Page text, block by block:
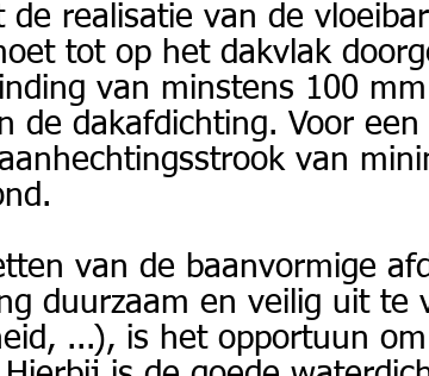
de realisatie van de
tot op het dakvlak
van minstens 100
de dakafdichting. Voor
van
van de baanvormige
duurzaam en veilig uit te
...), is het opportuun